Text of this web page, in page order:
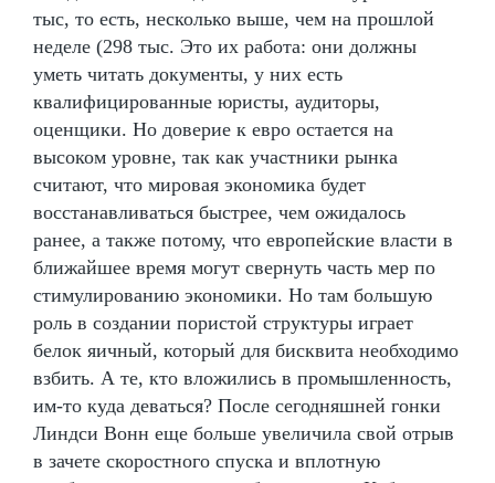
тыс, то есть, несколько выше, чем на прошлой
неделе (298 тыс. Это их работа: они должны
уметь читать документы, у них есть
квалифицированные юристы, аудиторы,
оценщики. Но доверие к евро остается на
высоком уровне, так как участники рынка
считают, что мировая экономика будет
восстанавливаться быстрее, чем ожидалось
ранее, а также потому, что европейские власти в
ближайшее время могут свернуть часть мер по
стимулированию экономики. Но там большую
роль в создании пористой структуры играет
белок яичный, который для бисквита необходимо
взбить. А те, кто вложились в промышленность,
им-то куда деваться? После сегодняшней гонки
Линдси Вонн еще больше увеличила свой отрыв
в зачете скоростного спуска и вплотную